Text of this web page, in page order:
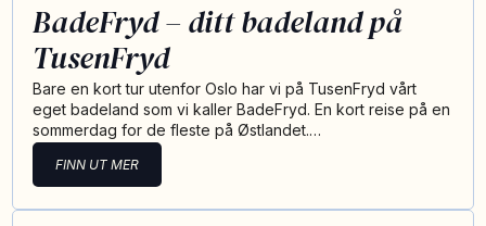
BadeFryd – ditt badeland på
TusenFryd
Bare en kort tur utenfor Oslo har vi på TusenFryd vårt
eget badeland som vi kaller BadeFryd. En kort reise på en
sommerdag for de fleste på Østlandet.…
FINN UT MER